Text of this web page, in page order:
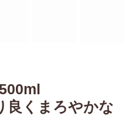
良くまろやかな